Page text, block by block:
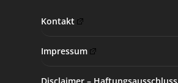
Kontakt
Impressum